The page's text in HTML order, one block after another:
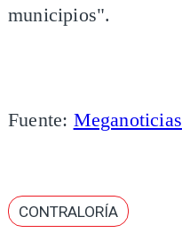
municipios".
Fuente: Meganoticias
CONTRALORÍA